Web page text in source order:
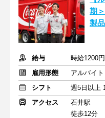
期
製
給与
時給1200
雇用形態
アルバイ
シフト
週5日以上
アクセス
石井駅
徒歩12分